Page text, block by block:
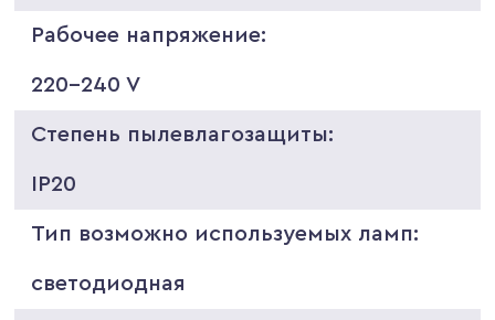
Рабочее напряжение:
220-240 V
Степень пылевлагозащиты:
IP20
Тип возможно используемых ламп:
светодиодная